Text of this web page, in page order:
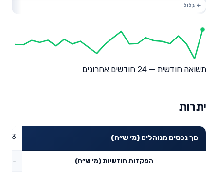
תשואה חודשית — 24 חודשים אחרונים
יתרות
סך נכסים מנוהלים (מ׳ ש״ח)
הפקדות חודשיות (מ׳ ש״ח) -1.57